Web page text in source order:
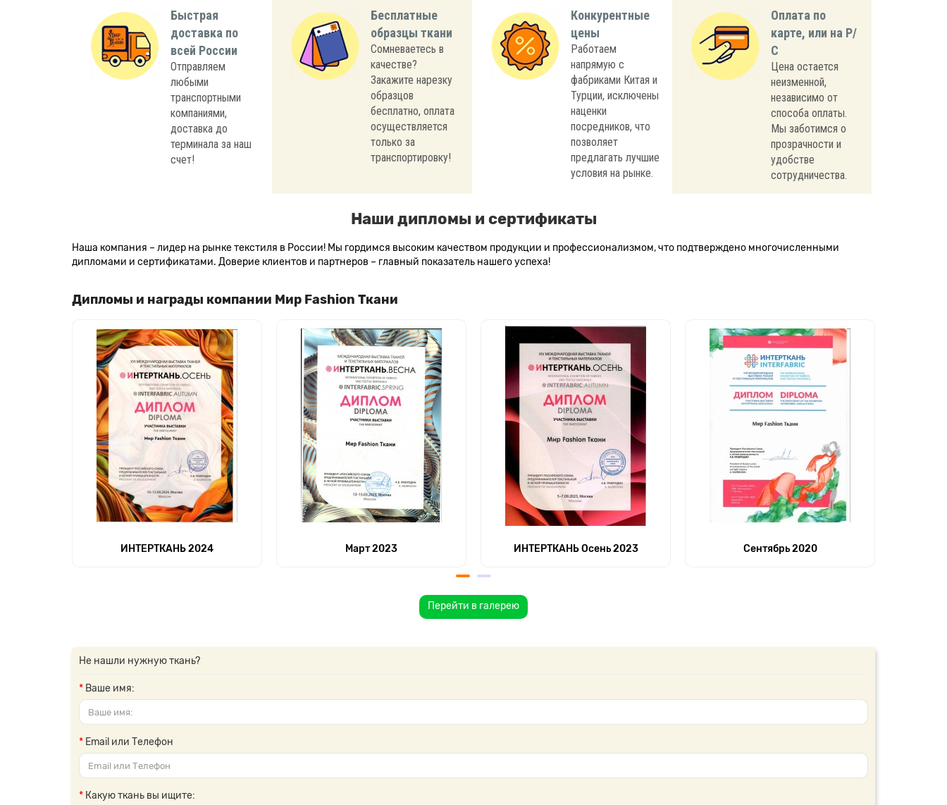
Быстрая
доставка по
всей России
Отправляем
любыми
транспортными
компаниями,
доставка до
терминала за наш
счет!
Бесплатные
образцы ткани
Сомневаетесь в
качестве?
Закажите нарезку
образцов
бесплатно, оплата
осуществляется
только за
транспортировку!
Конкурентные
цены
Работаем
напрямую с
фабриками Китая и
Турции, исключены
наценки
посредников, что
позволяет
предлагать лучшие
условия на рынке.
Оплата по
карте, или на Р/
С
Цена остается
неизменной,
независимо от
способа оплаты.
Мы заботимся о
прозрачности и
удобстве
сотрудничества.
Наши дипломы и сертификаты
Наша компания – лидер на рынке текстиля в России! Мы гордимся высоким качеством продукции и профессионализмом, что подтверждено многочисленными
дипломами и сертификатами. Доверие клиентов и партнеров – главный показатель нашего успеха!
Дипломы и награды компании Мир Fashion Ткани
ИНТЕРТКАНЬ 2024 Март 2023 ИНТЕРТКАНЬ Осень 2023 Сентябрь 2020
Перейти в галерею
Не нашли нужную ткань?
Ваше имя:
Email или Телефон
Какую ткань вы ищите: